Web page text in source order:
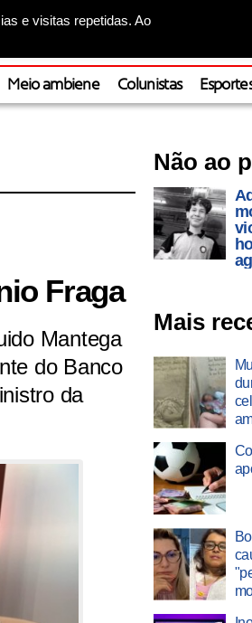
e visitas repetidas. Ao
Meio ambiene Colunistas
Fraga
Mantega
do Banco
da
Não ao
Mais